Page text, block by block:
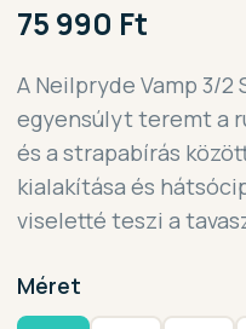
75 990 Ft
A Neilpryde Vamp 3/
egyensúlyt teremt a
és a strapabírás
kialakítása és
viseletté teszi a
Méret